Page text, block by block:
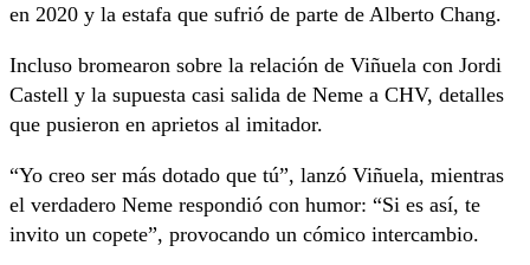
en 2020 y la estafa que sufrió de parte de Alberto Chang.
Incluso bromearon sobre la relación de Viñuela con Jordi
Castell y la supuesta casi salida de Neme a CHV, detalles
que pusieron en aprietos al imitador.
“Yo creo ser más dotado que tú”, lanzó Viñuela, mientras
el verdadero Neme respondió con humor: “Si es así, te
invito un copete”, provocando un cómico intercambio.